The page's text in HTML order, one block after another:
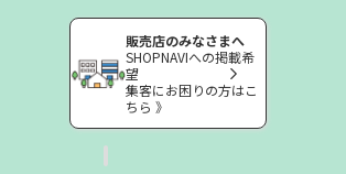
販売店のみなさまへ
SHOPNAVIへの掲載希
望
集客にお困りの方はこ
ちら 》